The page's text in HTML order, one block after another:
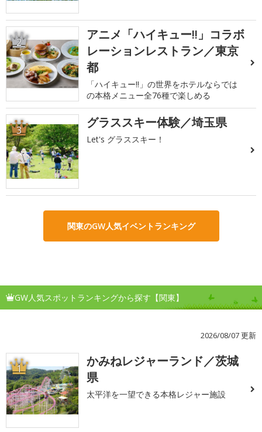
2
アニメ「ハイキュー!!」コラボ
レーションレストラン／東京
都
「ハイキュー!!」の世界をホテルならでは
の本格メニュー全76種で楽しめる
3 グラススキー体験／埼玉県
Let's グラススキー！
関東のGW人気イベントランキング
GW人気スポットランキングから探す【関東】
2026/08/07 更新
1
かみねレジャーランド／茨城
県
太平洋を一望できる本格レジャー施設